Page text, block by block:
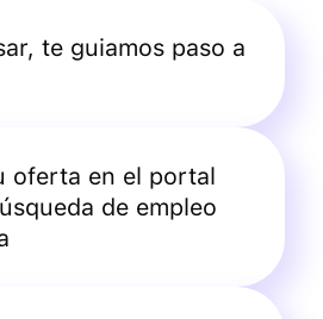
te guiamos paso a
oferta en el portal
de empleo